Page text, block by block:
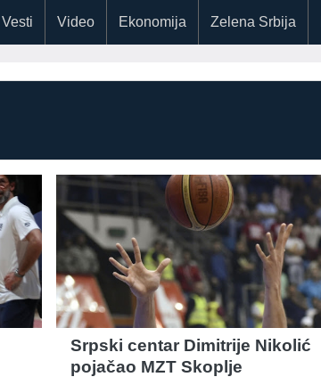
Vesti Video Ekonomija Zelena Srbija
Srpski centar Dimitrije Nikolić
pojačao MZT Skoplje